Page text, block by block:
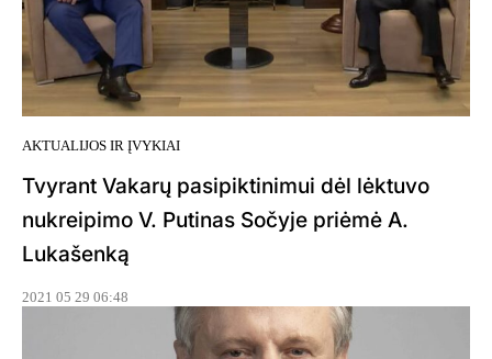
AKTUALIJOS IR ĮVYKIAI
Tvyrant Vakarų pasipiktinimui dėl lėktuvo
nukreipimo V. Putinas Sočyje priėmė A.
Lukašenką
2021 05 29 06:48